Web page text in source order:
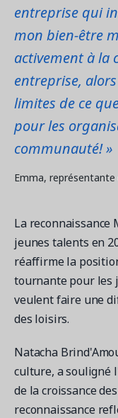
entreprise qui
mon bien-être
activement à la
entreprise,
limites de ce
pour les
communauté! »
Emma, représentante
La
jeunes talents en
réaffirme la
tournante pour les
veulent faire une
des loisirs.
Natacha
culture, a souligné
de la croissance
reconnaissance